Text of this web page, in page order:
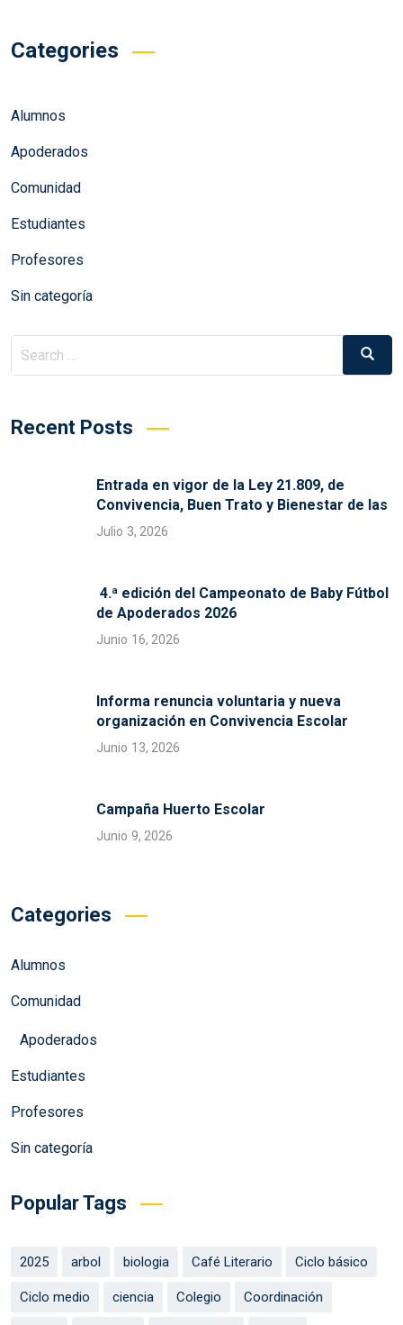
Categories
Alumnos
Apoderados
Comunidad
Estudiantes
Profesores
Sin categoría
Search
Search
Recent Posts
Entrada en vigor de la Ley 21.809, de
Convivencia, Buen Trato y Bienestar de las
Julio 3, 2026
4.ª edición del Campeonato de Baby Fútbol
de Apoderados 2026
Junio 16, 2026
Informa renuncia voluntaria y nueva
organización en Convivencia Escolar
Junio 13, 2026
Campaña Huerto Escolar
Junio 9, 2026
Categories
Alumnos
Comunidad
Apoderados
Estudiantes
Profesores
Sin categoría
Popular Tags
2025 arbol biologia Café Literario Ciclo básico
Ciclo medio ciencia Colegio Coordinación